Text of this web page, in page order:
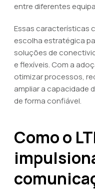
entre diferentes
Essas características
escolha estratégica
soluções de
e flexíveis. Com a
otimizar processos,
ampliar a capacidade
de forma confiável.
Como o